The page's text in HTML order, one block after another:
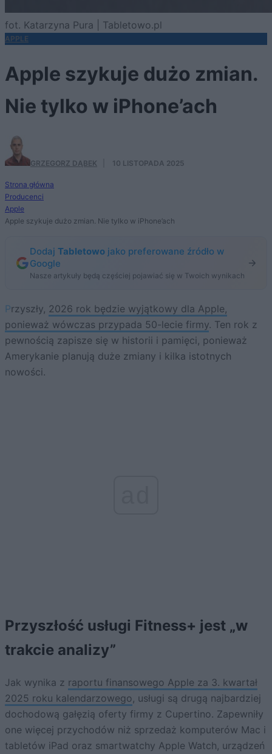
fot. Katarzyna Pura | Tabletowo.pl
APPLE
Apple szykuje dużo zmian.
Nie tylko w iPhone’ach
GRZEGORZ DĄBEK 10 LISTOPADA 2025
Strona główna
Producenci
Apple
Apple szykuje dużo zmian. Nie tylko w iPhone’ach
Dodaj Tabletowo jako preferowane źródło w
Google
Nasze artykuły będą częściej pojawiać się w Twoich wynikach
Przyszły, 2026 rok będzie wyjątkowy dla Apple,
ponieważ wówczas przypada 50-lecie firmy. Ten rok z
pewnością zapisze się w historii i pamięci, ponieważ
Amerykanie planują duże zmiany i kilka istotnych
nowości.
Przyszłość usługi Fitness+ jest „w
trakcie analizy”
Jak wynika z raportu finansowego Apple za 3. kwartał
2025 roku kalendarzowego, usługi są drugą najbardziej
dochodową gałęzią oferty firmy z Cupertino. Zapewniły
one więcej przychodów niż sprzedaż komputerów Mac i
tabletów iPad oraz smartwatchy Apple Watch, urządzeń